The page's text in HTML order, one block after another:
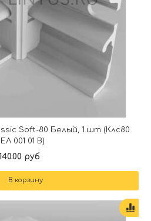
Soft-80 Белый, 1.шт (Клс80
001 01 В)
руб
В корзину